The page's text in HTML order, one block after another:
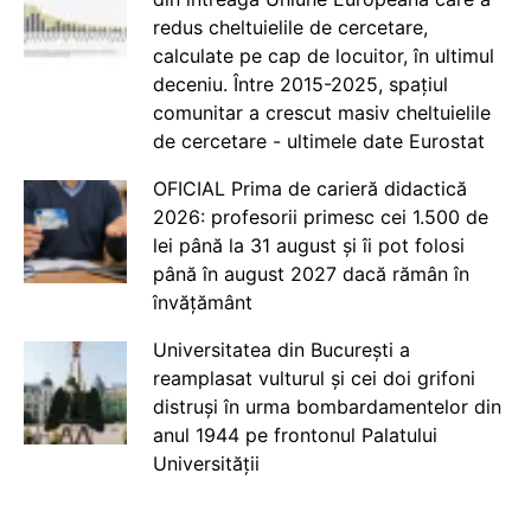
redus cheltuielile de cercetare,
calculate pe cap de locuitor, în ultimul
deceniu. Între 2015-2025, spațiul
comunitar a crescut masiv cheltuielile
de cercetare - ultimele date Eurostat
OFICIAL Prima de carieră didactică
2026: profesorii primesc cei 1.500 de
lei până la 31 august și îi pot folosi
până în august 2027 dacă rămân în
învățământ
Universitatea din București a
reamplasat vulturul și cei doi grifoni
distruși în urma bombardamentelor din
anul 1944 pe frontonul Palatului
Universității